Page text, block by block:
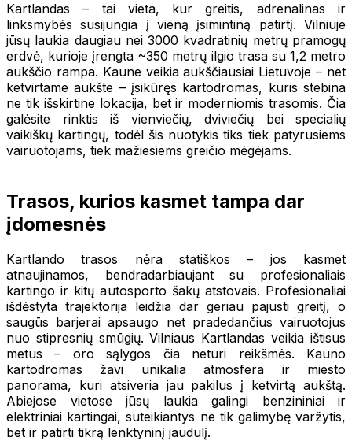
Kartlandas – tai vieta, kur greitis, adrenalinas ir
linksmybės susijungia į vieną įsimintiną patirtį. Vilniuje
jūsų laukia daugiau nei 3000 kvadratinių metrų pramogų
erdvė, kurioje įrengta ~350 metrų ilgio trasa su 1,2 metro
aukščio rampa. Kaune veikia aukščiausiai Lietuvoje – net
ketvirtame aukšte – įsikūręs kartodromas, kuris stebina
ne tik išskirtine lokacija, bet ir moderniomis trasomis. Čia
galėsite rinktis iš vienviečių, dviviečių bei specialių
vaikiškų kartingų, todėl šis nuotykis tiks tiek patyrusiems
vairuotojams, tiek mažiesiems greičio mėgėjams.
Trasos, kurios kasmet tampa dar
įdomesnės
Kartlando trasos nėra statiškos – jos kasmet
atnaujinamos, bendradarbiaujant su profesionaliais
kartingo ir kitų autosporto šakų atstovais. Profesionaliai
išdėstyta trajektorija leidžia dar geriau pajusti greitį, o
saugūs barjerai apsaugo net pradedančius vairuotojus
nuo stipresnių smūgių. Vilniaus Kartlandas veikia ištisus
metus – oro sąlygos čia neturi reikšmės. Kauno
kartodromas žavi unikalia atmosfera ir miesto
panorama, kuri atsiveria jau pakilus į ketvirtą aukštą.
Abiejose vietose jūsų laukia galingi benzininiai ir
elektriniai kartingai, suteikiantys ne tik galimybę varžytis,
bet ir patirti tikrą lenktyninį jaudulį.